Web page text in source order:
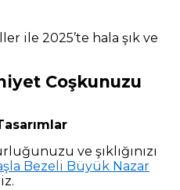
ile 2025’te hala şık ve
Coşkunuzu
ve şıklığınızı
Bezeli Büyük Nazar